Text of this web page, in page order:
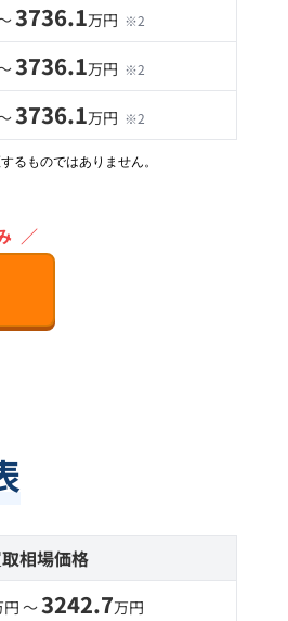
3736.1万円 ※2
3736.1万円 ※2
3736.1万円 ※2
るものではありません。
／
相場価格
円 〜3242.7万円